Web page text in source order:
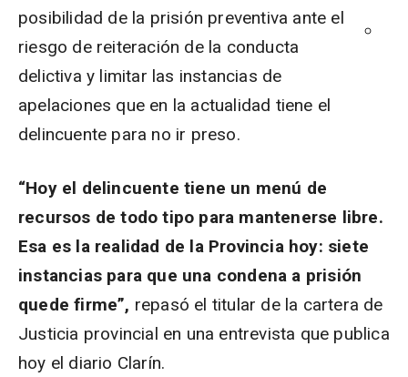
posibilidad de la prisión preventiva ante el
riesgo de reiteración de la conducta
delictiva y limitar las instancias de
apelaciones que en la actualidad tiene el
delincuente para no ir preso.
“Hoy el delincuente tiene un menú de
recursos de todo tipo para mantenerse libre.
Esa es la realidad de la Provincia hoy: siete
instancias para que una condena a prisión
quede firme”, repasó el titular de la cartera de
Justicia provincial en una entrevista que publica
hoy el diario Clarín.